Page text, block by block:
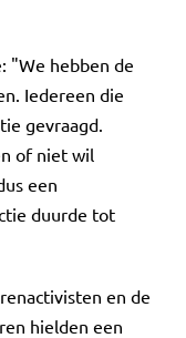
"We hebben de
Iedereen die
gevraagd.
of niet wil
een
duurde tot
en de
hielden een